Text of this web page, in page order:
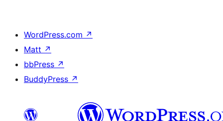
WordPress.com ↗
Matt ↗
bbPress ↗
BuddyPress ↗